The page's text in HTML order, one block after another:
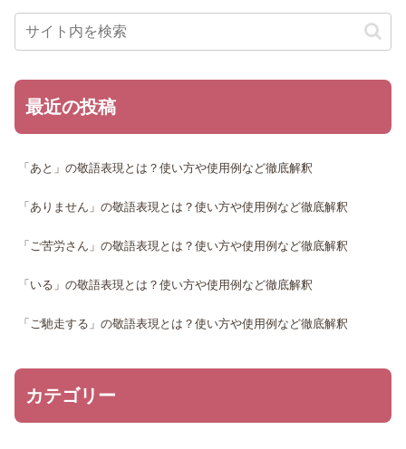
最近の投稿
「あと」の敬語表現とは？使い方や使用例など徹底解釈
「ありません」の敬語表現とは？使い方や使用例など徹底解釈
「ご苦労さん」の敬語表現とは？使い方や使用例など徹底解釈
「いる」の敬語表現とは？使い方や使用例など徹底解釈
「ご馳走する」の敬語表現とは？使い方や使用例など徹底解釈
カテゴリー